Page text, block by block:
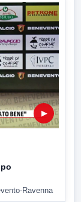
▶
Ravenna